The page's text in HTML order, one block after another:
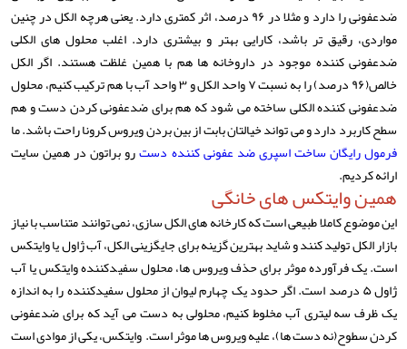
ضدعفونی را دارد و مثلا در ۹۶ درصد، اثر کمتری دارد. یعنی هرچه الکل در چنین
مواردی، رقیق تر باشد، کارایی بهتر و بیشتری دارد. اغلب محلول های الکلی
ضدعفونی کننده موجود در داروخانه ها هم با همین غلظت هستند. اگر الکل
خالص(۹۶ درصد) را به نسبت ۷ واحد الکل و ۳ واحد آب با هم ترکیب کنیم، محلول
ضدعفونی کننده الکلی ساخته می شود که هم برای ضدعفونی کردن دست و هم
سطح کاربرد دارد و می تواند خیالتان بابت از بین بردن ویروس کرونا راحت باشد. ما
فرمول رایگان ساخت اسپری ضد عفونی کننده دسترو براتون در همین سایت
ارائه کردیم.
همین وایتکس های خانگی
این موضوع کاملا طبیعی است که کارخانه های الکل سازی، نمی توانند متناسب با نیاز
بازار الکل تولید کنند و شاید بهترین گزینه برای جایگزینی الکل، آب ژاول یا وایتکس
است. یک فرآورده موثر برای حذف ویروس ها، محلول سفیدکننده وایتکس یا آب
ژاول ۵ درصد است. اگر حدود یک چهارم لیوان از محلول سفیدکننده را به اندازه
یک ظرف سه لیتری آب مخلوط کنیم، محلولی به دست می آید که برای ضدعفونی
کردن سطوح(نه دست ها)، علیه ویروس ها موثر است. وایتکس، یکی از موادی است